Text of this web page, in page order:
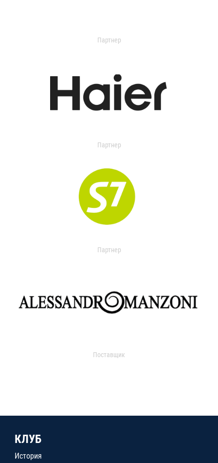
Партнер
Партнер
Партнер
Поставщик
КЛУБ
История